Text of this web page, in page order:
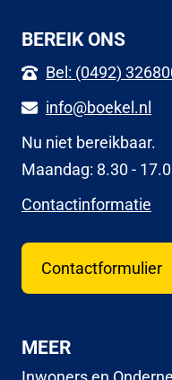
BEREIK ONS
Bel: (0492)
info@boekel.nl
Nu niet bereikbaar.
Maandag: 8.30 -
Contactinformatie
Contactformulier
MEER